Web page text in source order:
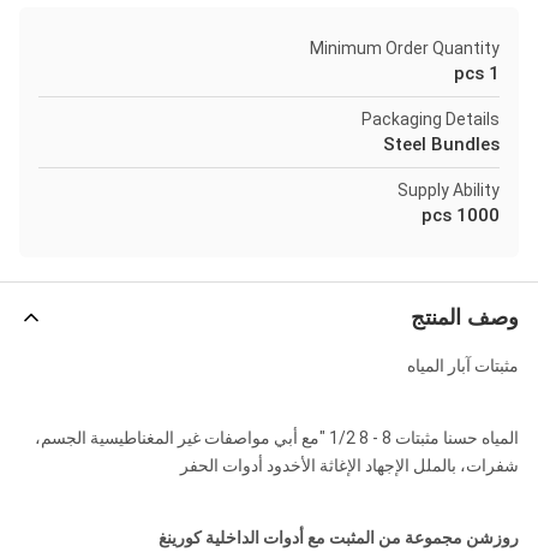
Minimum Order Quantity
1 pcs
Packaging Details
Steel Bundles
Supply Ability
1000 pcs
وصف المنتج
مثبتات آبار المياه
المياه حسنا مثبتات 8 - 8 1/2 "مع أبي مواصفات غير المغناطيسية الجسم،
شفرات، بالملل الإجهاد الإغاثة الأخدود أدوات الحفر
روزشن مجموعة من المثبت مع أدوات الداخلية كورينغ